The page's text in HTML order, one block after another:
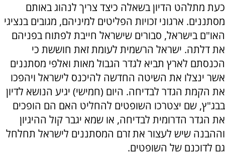
כעת מתלהט הדיון בשאלה כיצד צריך לנהוג באותם
מסתננים. ארגוני זכויות הפליטים למיניהם, מגובים בנציגי
האו"ם בישראל, סבורים שישראל חייבת לפתוח בפניהם
את דלתה. ישראל הרשמית לעומת זאת חוששת כי
הכנסתם לארץ תביא לגדר הגבול מאות ואלפי מסתננים
אשר ינצלו את השיטה החדשה להיכנס לישראל ויהפכו
את הקמת הגדר לבדיחה. היום (חמישי) יגיע הנושא לדיון
בבג"ץ, שם יצטרכו השופטים להחליט האם הם הופכים
את הגדר הדרומית לבדיחה, או שמא יגבר קול ההיגיון
וההבנה שיש לעצור את זרם המסתננים לישראל תחלחל
גם לדוכנם של השופטים.